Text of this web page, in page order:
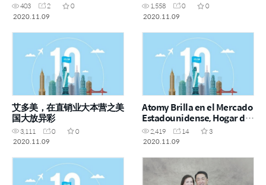
403 2
0
2020.11.09
1,558 0
0
2020.11.09
艾多美，在直销业大本营之美
国大放异彩
3,111 0
0
2020.11.09
Atomy Brilla en el Mercado
Estadounidense, Hogar de
las Ventas Directas
2,419 14
3
2020.11.09